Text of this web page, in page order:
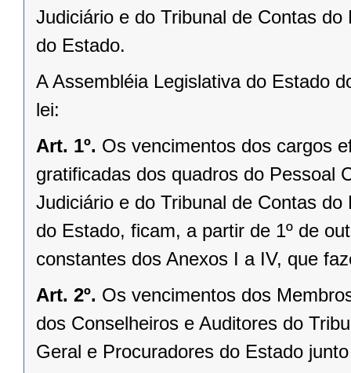
Judiciário e do Tribunal de Contas
do Estado.
A Assembléia Legislativa do Estado
lei:
Art. 1º. Os vencimentos dos cargos
gratificadas dos quadros do Pessoal
Judiciário e do Tribunal de Contas
do Estado, ficam, a partir de 1º de
constantes dos Anexos I a IV, que
Art. 2º. Os vencimentos dos
dos Conselheiros e Auditores do
Geral e Procuradores do Estado